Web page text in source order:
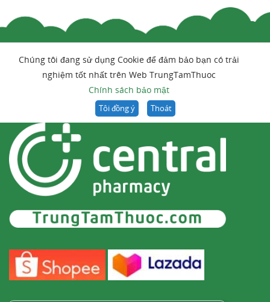
Chúng tôi đang sử dụng Cookie để đảm bảo bạn có trải
nghiệm tốt nhất trên Web TrungTamThuoc
Chính sách bảo mật
Tôi đồng ý Thoát